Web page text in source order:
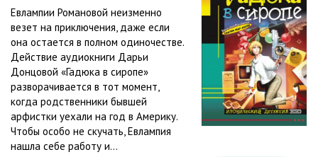
Евлампии Романовой неизменно
везет на приключения, даже если
она остается в полном одиночестве.
Действие аудиокниги Дарьи
Донцовой «Гадюка в сиропе»
разворачивается в тот момент,
когда родственники бывшей
арфистки уехали на год в Америку.
Чтобы особо не скучать, Евлампия
нашла себе работу и...